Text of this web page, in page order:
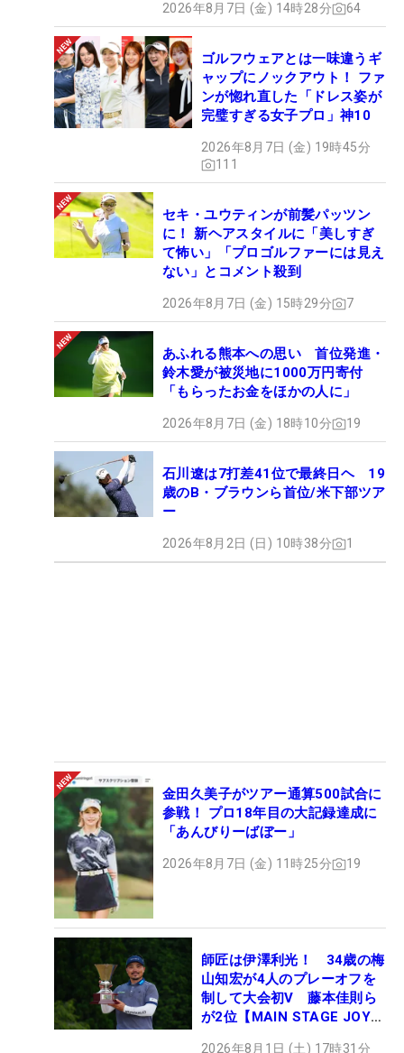
2026年8月7日 (金) 14時28分 64
ゴルフウェアとは一味違うギ
ャップにノックアウト！ ファ
ンが惚れ直した「ドレス姿が
完璧すぎる女子プロ」神10
2026年8月7日 (金) 19時45分
111
セキ・ユウティンが前髪パッツン
に！ 新ヘアスタイルに「美しすぎ
て怖い」「プロゴルファーには見え
ない」とコメント殺到
2026年8月7日 (金) 15時29分 7
あふれる熊本への思い 首位発進・
鈴木愛が被災地に1000万円寄付
「もらったお金をほかの人に」
2026年8月7日 (金) 18時10分 19
石川遼は7打差41位で最終日ヘ 19
歳のB・ブラウンら首位/米下部ツア
ー
2026年8月2日 (日) 10時38分 1
金田久美子がツアー通算500試合に
参戦！ プロ18年目の大記録達成に
「あんびりーばぼー」
2026年8月7日 (金) 11時25分 19
師匠は伊澤利光！ 34歳の梅
山知宏が4人のプレーオフを
制して大会初V 藤本佳則ら
が2位【MAIN STAGE JOYX
2026年8月1日 (土) 17時31分